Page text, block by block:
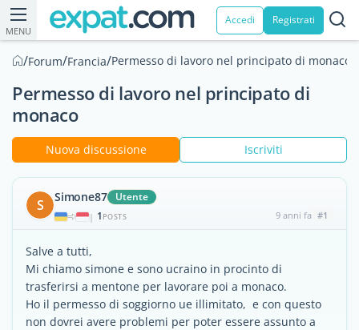
MENU
Accedi Registrati
/Forum/Francia/Permesso di lavoro nel principato di monaco
Permesso di lavoro nel principato di
monaco
Nuova discussione Iscriviti
S Simone87 Utente
| 1 POSTS 9 anni fa #1
Salve a tutti,
Mi chiamo simone e sono ucraino in procinto di
trasferirsi a mentone per lavorare poi a monaco.
Ho il permesso di soggiorno ue illimitato, e con questo
non dovrei avere problemi per poter essere assunto a